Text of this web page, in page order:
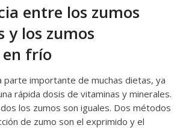
entre los zumos
y los zumos
en frío
parte importante de muchas dietas, ya
rápida dosis de vitaminas y minerales.
los zumos son iguales. Dos métodos
de zumo son el exprimido y el